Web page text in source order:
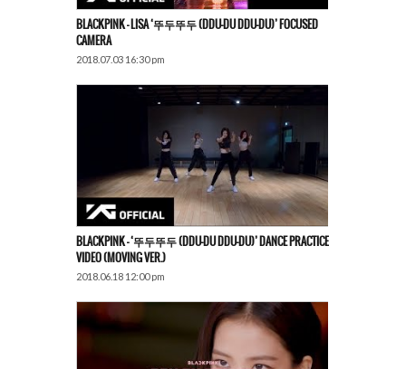
BLACKPINK – LISA ‘뚜두뚜두 (DDU-DU DDU-DU)’ FOCUSED
CAMERA
2018.07.03 16:30 pm
BLACKPINK – ‘뚜두뚜두 (DDU-DU DDU-DU)’ DANCE PRACTICE
VIDEO (MOVING VER.)
2018.06.18 12:00 pm